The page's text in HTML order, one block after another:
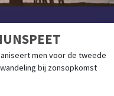
men voor de tweede
bij zonsopkomst